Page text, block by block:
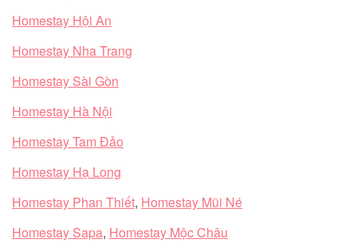
Homestay Hội An
Homestay Nha Trang
Homestay Sài Gòn
Homestay Hà Nội
Homestay Tam Đảo
Homestay Hạ Long
Homestay Phan Thiết, Homestay Mũi Né
Homestay Sapa, Homestay Mộc Châu